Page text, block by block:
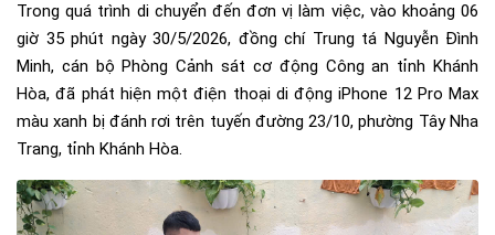
Trong quá trình di chuyển đến đơn vị làm việc, vào khoảng 06
giờ 35 phút ngày 30/5/2026, đồng chí Trung tá Nguyễn Đình
Minh, cán bộ Phòng Cảnh sát cơ động Công an tỉnh Khánh
Hòa, đã phát hiện một điện thoại di động iPhone 12 Pro Max
màu xanh bị đánh rơi trên tuyến đường 23/10, phường Tây Nha
Trang, tỉnh Khánh Hòa.